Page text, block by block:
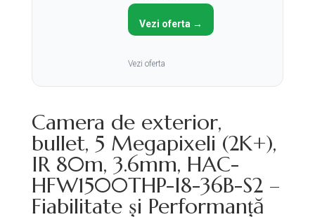
Vezi oferta →
Vezi oferta
Camera de exterior,
bullet, 5 Megapixeli (2K+),
IR 80m, 3.6mm, HAC-
HFW1500THP-I8-36B-S2 –
Fiabilitate și Performanță